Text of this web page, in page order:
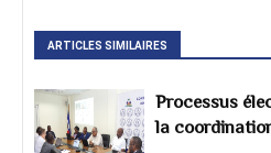
ARTICLES SIMILAIRES
Processus
la